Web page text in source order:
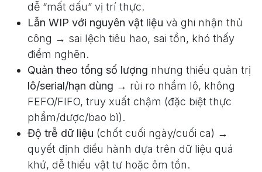
dễ “mất dấu” vị trí thực.
Lẫn WIP với nguyên vật liệu và ghi nhận thủ
công → sai lệch tiêu hao, sai tồn, khó thấy
điểm nghẽn.
Quản theo tổng số lượng nhưng thiếu quản trị
lô/serial/hạn dùng → rủi ro nhầm lô, không
FEFO/FIFO, truy xuất chậm (đặc biệt thực
phẩm/dược/bao bì).
Độ trễ dữ liệu (chốt cuối ngày/cuối ca) →
quyết định điều hành dựa trên dữ liệu quá
khứ, dễ thiếu vật tư hoặc ôm tồn.